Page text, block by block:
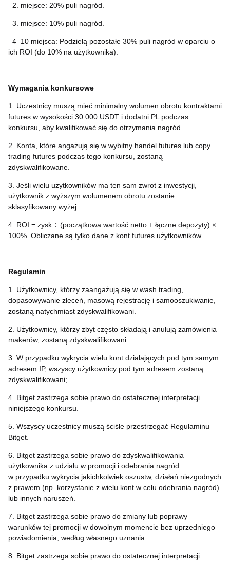
2. miejsce: 20% puli nagród.
3. miejsce: 10% puli nagród.
4–10 miejsca: Podzielą pozostałe 30% puli nagród w oparciu o
ich ROI (do 10% na użytkownika).
Wymagania konkursowe
1. Uczestnicy muszą mieć minimalny wolumen obrotu kontraktami
futures w wysokości 30 000 USDT i dodatni PL podczas
konkursu, aby kwalifikować się do otrzymania nagród.
2. Konta, które angażują się w wybitny handel futures lub copy
trading futures podczas tego konkursu, zostaną
zdyskwalifikowane.
3. Jeśli wielu użytkowników ma ten sam zwrot z inwestycji,
użytkownik z wyższym wolumenem obrotu zostanie
sklasyfikowany wyżej.
4. ROI = zysk ÷ (początkowa wartość netto + łączne depozyty) ×
100%. Obliczane są tylko dane z kont futures użytkowników.
Regulamin
1. Użytkownicy, którzy zaangażują się w wash trading,
dopasowywanie zleceń, masową rejestrację i samooszukiwanie,
zostaną natychmiast zdyskwalifikowani.
2. Użytkownicy, którzy zbyt często składają i anulują zamówienia
makerów, zostaną zdyskwalifikowani.
3. W przypadku wykrycia wielu kont działających pod tym samym
adresem IP, wszyscy użytkownicy pod tym adresem zostaną
zdyskwalifikowani;
4. Bitget zastrzega sobie prawo do ostatecznej interpretacji
niniejszego konkursu.
5. Wszyscy uczestnicy muszą ściśle przestrzegać Regulaminu
Bitget.
6. Bitget zastrzega sobie prawo do zdyskwalifikowania
użytkownika z udziału w promocji i odebrania nagród
w przypadku wykrycia jakichkolwiek oszustw, działań niezgodnych
z prawem (np. korzystanie z wielu kont w celu odebrania nagród)
lub innych naruszeń.
7. Bitget zastrzega sobie prawo do zmiany lub poprawy
warunków tej promocji w dowolnym momencie bez uprzedniego
powiadomienia, według własnego uznania.
8. Bitget zastrzega sobie prawo do ostatecznej interpretacji